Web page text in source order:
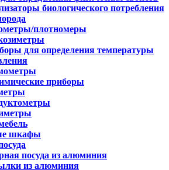
биологического потребления
плотномеры
для определения температуры
приборы
шкафы
посуда из алюминия
из алюминия